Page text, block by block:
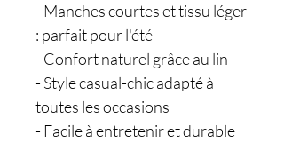
- Manches courtes et tissu léger
: parfait pour l'été
- Confort naturel grâce au lin
- Style casual-chic adapté à
toutes les occasions
- Facile à entretenir et durable